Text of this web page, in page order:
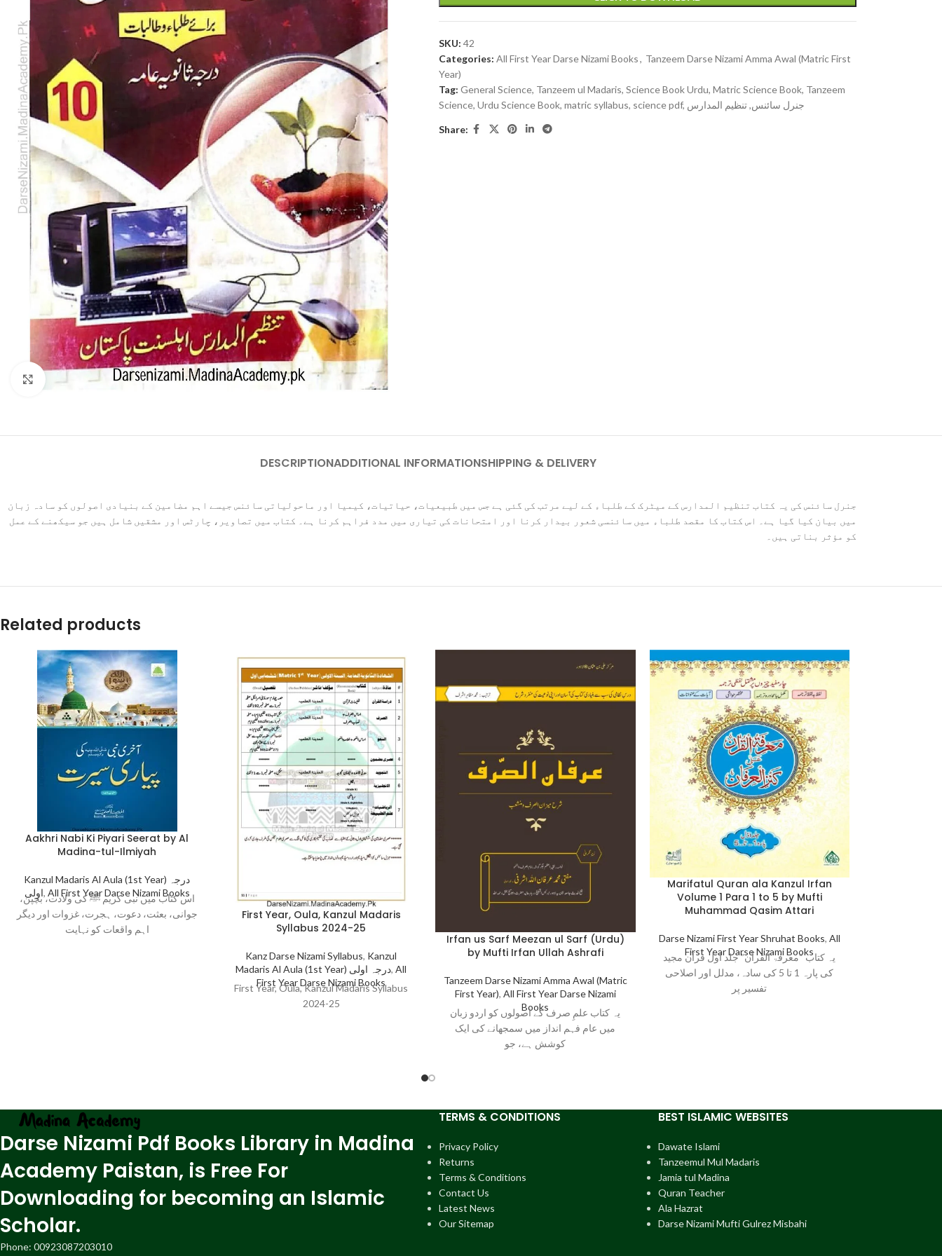
Click to enlarge
SKU: 42
Categories: All First Year Darse Nizami Books, Tanzeem Darse Nizami Amma Awal (Matric First
Year)
Tag: General Science, Tanzeem ul Madaris, Science Book Urdu, Matric Science Book, Tanzeem
Science, Urdu Science Book, matric syllabus, science pdf, جنرل سائنس, تنظیم المدارس
Share:
DESCRIPTIONADDITIONAL INFORMATIONSHIPPING & DELIVERY
جنرل سائنس کی یہ کتاب تنظیم المدارس کے میٹرک کے طلباء کے لیے مرتب کی گئی ہے جس میں طبیعیات، حیاتیات، کیمیا اور ماحولیاتی سائنس جیسے اہم مضامین کے بنیادی اصولوں کو سادہ زبان
میں بیان کیا گیا ہے۔ اس کتاب کا مقصد طلباء میں سائنسی شعور بیدار کرنا اور امتحانات کی تیاری میں مدد فراہم کرنا ہے۔ کتاب میں تصاویر، چارٹس اور مشقیں شامل ہیں جو سیکھنے کے عمل
کو مؤثر بناتی ہیں۔
Related products
Aakhri Nabi Ki Piyari Seerat by Al
Madina-tul-Ilmiyah
Kanzul Madaris Al Aula (1st Year) درجہ
اولی, All First Year Darse Nizami Books
اس کتاب میں نبی کریم ﷺ کی ولادت، بچپن،
جوانی، بعثت، دعوت، ہجرت، غزوات اور دیگر
اہم واقعات کو نہایت
First Year, Oula, Kanzul Madaris
Syllabus 2024-25
Kanz Darse Nizami Syllabus, Kanzul
Madaris Al Aula (1st Year) درجہ اولی,All
First Year Darse Nizami Books
First Year, Oula, Kanzul Madaris Syllabus
2024-25
Irfan us Sarf Meezan ul Sarf (Urdu)
by Mufti Irfan Ullah Ashrafi
Tanzeem Darse Nizami Amma Awal (Matric
First Year), All First Year Darse Nizami
Books
یہ کتاب علمِ صرف کے اصولوں کو اردو زبان
میں عام فہم انداز میں سمجھانے کی ایک
کوشش ہے، جو
Marifatul Quran ala Kanzul Irfan
Volume 1 Para 1 to 5 by Mufti
Muhammad Qasim Attari
Darse Nizami First Year Shruhat Books, All
First Year Darse Nizami Books
یہ کتاب “معرفۃ القرآن” جلد اول قرآن مجید
کی پارہ 1 تا 5 کی سادہ، مدلل اور اصلاحی
تفسیر پر
Darse Nizami Pdf Books Library in Madina
Academy Paistan, is Free For
Downloading for becoming an Islamic
Scholar.
Phone: 00923087203010
TERMS & CONDITIONS
Privacy Policy
Returns
Terms & Conditions
Contact Us
Latest News
Our Sitemap
BEST ISLAMIC WEBSITES
Dawate Islami
Tanzeemul Mul Madaris
Jamia tul Madina
Quran Teacher
Ala Hazrat
Darse Nizami Mufti Gulrez Misbahi